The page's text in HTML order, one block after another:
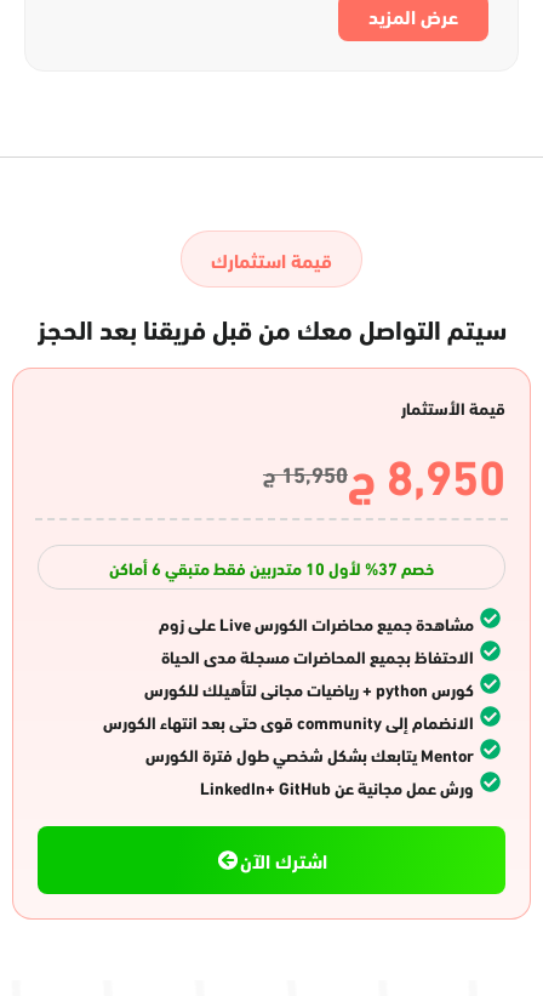
عرض المزيد
قيمة استثمارك
سيتم التواصل معك من قبل فريقنا بعد الحجز
قيمة الأستثمار
8,950 ج 15,950 ج
خصم 37% لأول 10 متدربين فقط متبقي 6 أماكن
مشاهدة جميع محاضرات الكورس Live على زوم
الاحتفاظ بجميع المحاضرات مسجلة مدى الحياة
كورس python + رياضيات مجانى لتأهيلك للكورس
الانضمام إلى community قوى حتى بعد انتهاء الكورس
Mentor يتابعك بشكل شخصي طول فترة الكورس
ورش عمل مجانية عن LinkedIn+ GitHub
اشترك الآن